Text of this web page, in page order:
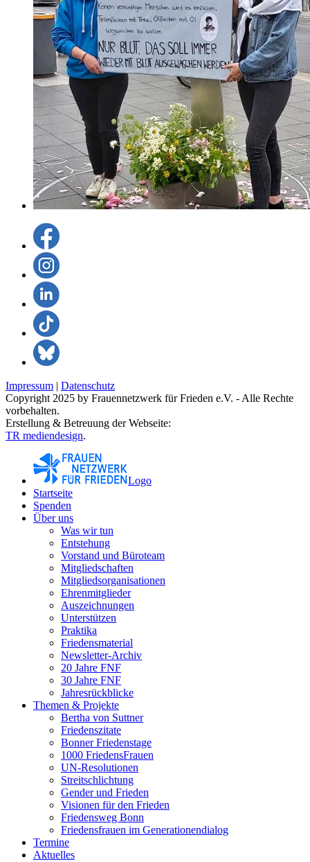
Impressum | Datenschutz
Copyright 2025 by Frauennetzwerk für Frieden e.V. - Alle Rechte
vorbehalten.
Erstellung & Betreuung der Webseite:
TR mediendesign.
Logo
Startseite
Spenden
Über uns
Was wir tun
Entstehung
Vorstand und Büroteam
Mitgliedschaften
Mitgliedsorganisationen
Ehrenmitglieder
Auszeichnungen
Unterstützen
Praktika
Friedensmaterial
Newsletter-Archiv
20 Jahre FNF
30 Jahre FNF
Jahresrückblicke
Themen & Projekte
Bertha von Suttner
Friedenszitate
Bonner Friedenstage
1000 FriedensFrauen
UN-Resolutionen
Streitschlichtung
Gender und Frieden
Visionen für den Frieden
Friedensweg Bonn
Friedensfrauen im Generationendialog
Termine
Aktuelles